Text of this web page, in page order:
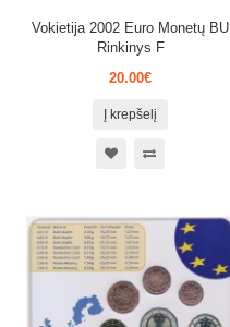
Vokietija 2002 Euro Monetų BU
Rinkinys F
20.00€
Į krepšelį